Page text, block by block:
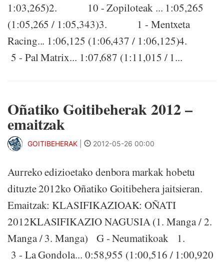
1:03,265)2. 10 - Zopiloteak ... 1:05,265
(1:05,265 / 1:05,343)3. 1 - Mentxeta
Racing... 1:06,125 (1:06,437 / 1:06,125)4.
5 - Pal Matrix... 1:07,687 (1:11,015 / 1...
Oñatiko Goitibeherak 2012 –
emaitzak
GOITIBEHERAK 2012-05-26 00:00
Aurreko edizioetako denbora markak hobetu
dituzte 2012ko Oñatiko Goitibehera jaitsieran.
Emaitzak: KLASIFIKAZIOAK: OÑATI
2012KLASIFIKAZIO NAGUSIA (1. Manga / 2.
Manga / 3. Manga) G - Neumatikoak 1.
3 - La Gondola... 0:58,955 (1:00,516 / 1:00,920